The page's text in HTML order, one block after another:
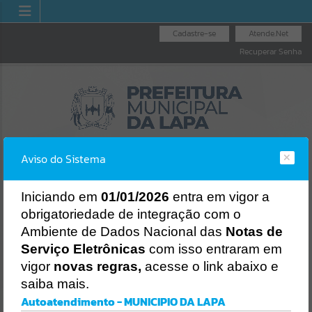
Atende.Net
Cadastre-se
Recuperar Senha
GERAL
LICITAÇÕES NOTA FISCAL
ELETRÔNICA
Aviso do Sistema
Iniciando em 01/01/2026 entra em vigor a
obrigatoriedade de integração com o
Ambiente de Dados Nacional das Notas de
Serviço Eletrônicas com isso entraram em
vigor novas regras, acesse o link abaixo e
saiba mais.
Autoatendimento - MUNICIPIO DA LAPA
Erro
Gerenciamento do Sistema
Ocorreu um erro de script: